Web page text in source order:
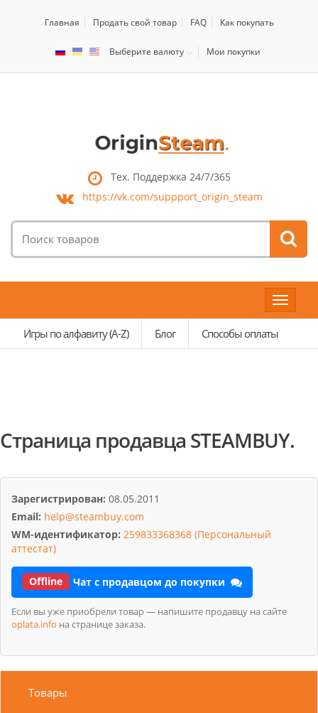
Главная Продать свой товар FAQ Как покупать
Выберите валюту Мои покупки
Тех. Поддержка 24/7/365
https://vk.com/suppport_origin_steam
товаров:
Toggle
Игры по алфавиту (A-Z)
Блог Способы оплаты
Страница продавца STEAMBUY.
Зарегистрирован: 08.05.2011
Email: help@steambuy.com
WM-идентификатор: 259833368368 (Персональный
аттестат)
Offline Чат с продавцом до покупки
Если вы уже приобрели товар — напишите продавцу на сайте
oplata.info на странице заказа.
Товары